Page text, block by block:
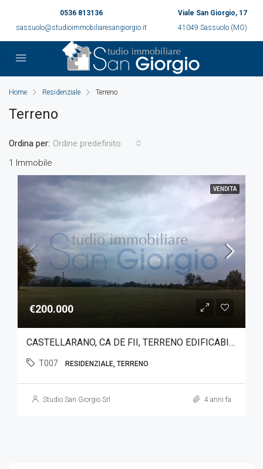
0536 813136
sassuolo@studioimmobiliaresangiorgio.it
Viale San Giorgio, 17
41049 Sassuolo (MO)
Home Residenziale Terreno
Terreno
1 Immobile
Ordina per: Ordine predefinito
VENDITA
€200.000
CASTELLARANO, CA DE FII, TERRENO EDIFICABILE
T007 RESIDENZIALE, TERRENO
Studio San Giorgio Srl 4 anni fa